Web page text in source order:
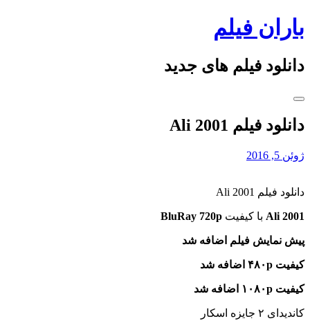
Skip
to
content
باران فیلم
دانلود فیلم های جدید
دانلود فیلم Ali 2001
ژوئن 5, 2016
دانلود فیلم Ali 2001
Ali 2001 با کیفیت BluRay 720p
پیش نمایش فیلم اضافه شد
کیفیت ۴۸۰p اضافه شد
کیفیت ۱۰۸۰p اضافه شد
کاندیدای ۲ جایزه اسکار